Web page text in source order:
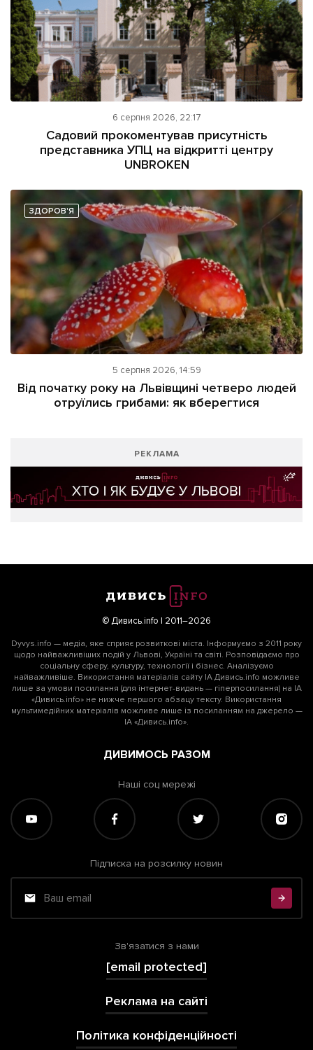
6 серпня 2026, 22:17
Садовий прокоментував присутність
представника УПЦ на відкритті центру
UNBROKEN
ЗДОРОВ'Я
5 серпня 2026, 14:59
Від початку року на Львівщині четверо людей
отруїлись грибами: як вберегтися
РЕКЛАМА
© Дивись.info | 2011–2026
Dyvys.info — медіа, яке сприяє розвиткові міста. Інформуємо з 2011 року
щодо найважливіших подій у Львові, Україні та світі. Розповідаємо про
соціальну сферу, культуру, технології і бізнес. Аналізуємо
найважливіше. Використання матеріалів сайту ІА Дивись.info можливе
лише за умови посилання (для інтернет-видань — гіперпосилання) на ІА
«Дивись.info» не нижче першого абзацу тексту. Використання
мультимедійних матеріалів можливе лише із посиланням на джерело —
ІА «Дивись.info».
ДИВИМОСЬ РАЗОМ
Наші соц мережі
Підписка на розсилку новин
Зв'язатися з нами
[email protected]
Реклама на сайті
Політика конфіденційності